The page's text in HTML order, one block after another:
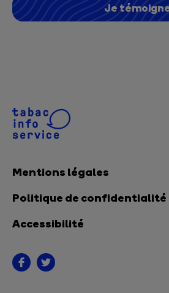
Je
Mentions légales
Politique de confidentialité
Accessibilité